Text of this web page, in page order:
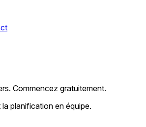
Commencez gratuitement.
planification en équipe.